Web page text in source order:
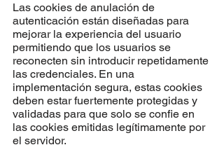
Las cookies de anulación de
autenticación están diseñadas para
mejorar la experiencia del usuario
permitiendo que los usuarios se
reconecten sin introducir repetidamente
las credenciales. En una
implementación segura, estas cookies
deben estar fuertemente protegidas y
validadas para que solo se confie en
las cookies emitidas legítimamente por
el servidor.